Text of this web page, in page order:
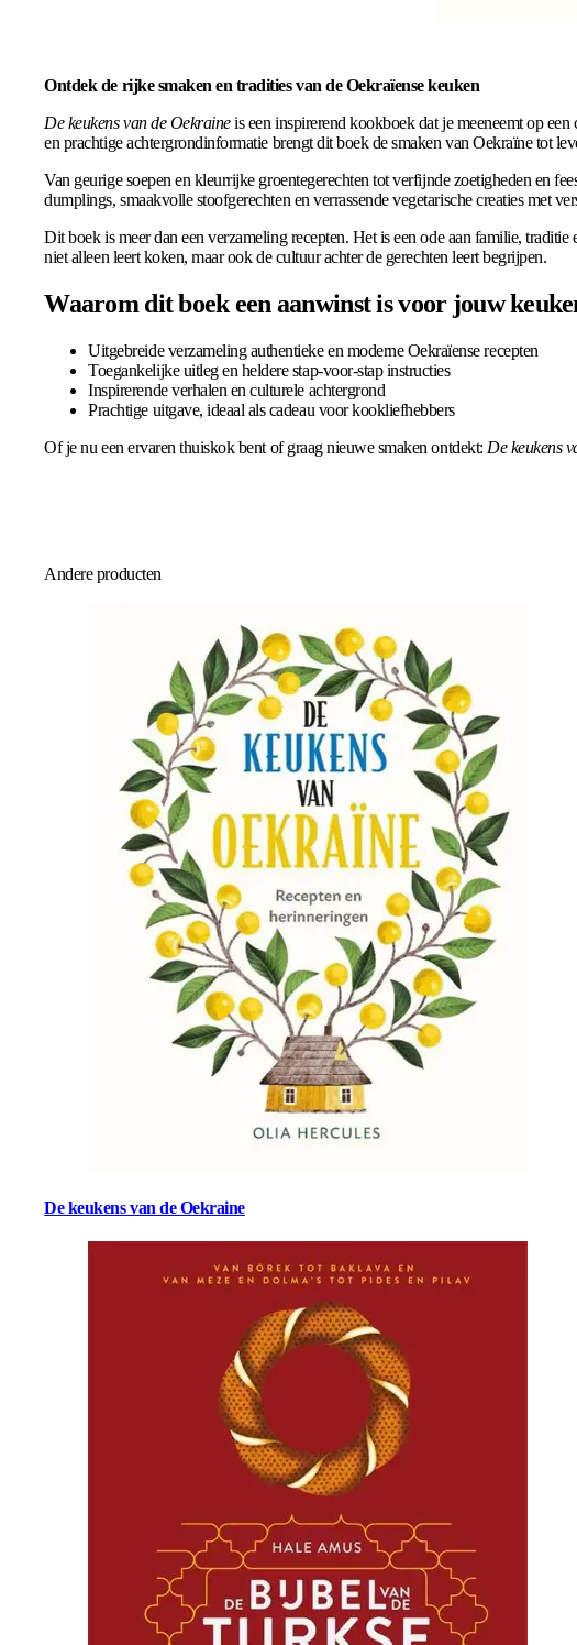
Ontdek de rijke smaken en tradities van de Oekraïense keuken
De keukens van de Oekraineis een inspirerend kookboek dat je meeneemt op
en prachtige achtergrondinformatie brengt dit boek de smaken van Oekraïne tot
Van geurige soepen en kleurrijke groentegerechten tot verfijnde zoetigheden en
dumplings, smaakvolle stoofgerechten en verrassende vegetarische creaties met
Dit boek is meer dan een verzameling recepten. Het is een ode aan familie,
niet alleen leert koken, maar ook de cultuur achter de gerechten leert begrijpen.
Waarom dit boek een aanwinst is voor jouw
Uitgebreide verzameling authentieke en moderne Oekraïense recepten
Toegankelijke uitleg en heldere stap-voor-stap instructies
Inspirerende verhalen en culturele achtergrond
Prachtige uitgave, ideaal als cadeau voor kookliefhebbers
Of je nu een ervaren thuiskok bent of graag nieuwe smaken ontdekt: De keukens
Andere producten
De keukens van de Oekraine